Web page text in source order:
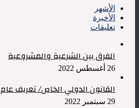
الأشهر
الأخيرة
تعليقات
الفرق بين الشرعية والمشروعية
26 أغسطس 2022
القانون الدولي الخاص/ تعريف عام
29 سبتمبر 2022